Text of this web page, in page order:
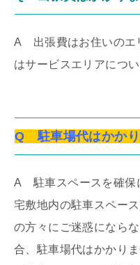
A
出張費はお住いの
はサービスエリアにつ
Q 駐車場代はかかり
A 駐車スペースを確保
宅敷地内の駐車スペー
の方々にご迷惑になら
合、駐車場代はかかりま